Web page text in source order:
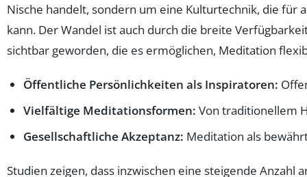
Nische handelt, sondern um eine Kulturtechnik, die für
kann. Der Wandel ist auch durch die breite
sichtbar geworden, die es ermöglichen, Meditation
Öffentliche Persönlichkeiten als Inspiratoren:
Vielfältige Meditationsformen: Von traditionellem
Gesellschaftliche Akzeptanz: Meditation als
Studien zeigen, dass inzwischen eine steigende